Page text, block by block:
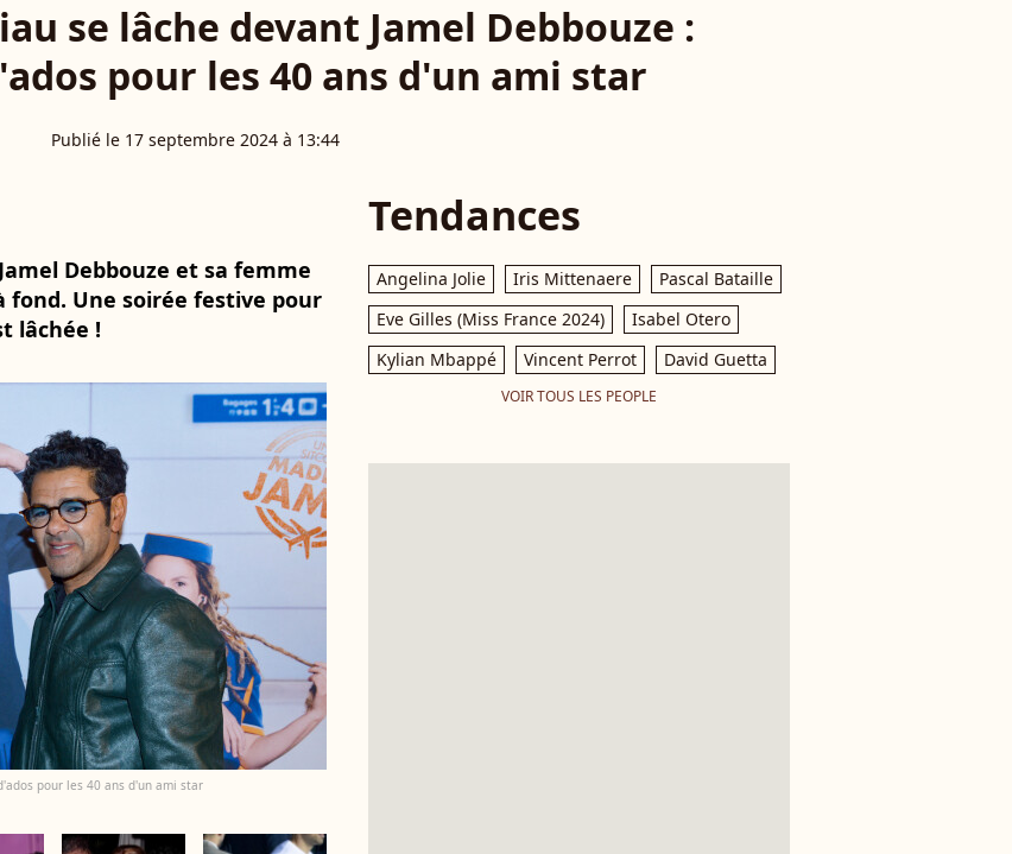
se lâche devant Jamel Debbouze :
pour les 40 ans d'un ami star
Publié le 17 septembre 2024 à 13:44
Debbouze et sa femme
fond. Une soirée festive pour
lâchée !
pour les 40 ans d'un ami star
Tendances
Angelina Jolie Iris Mittenaere
Pascal Bataille
Eve Gilles (Miss France 2024)
Isabel Otero
Kylian Mbappé
Vincent Perrot David Guetta
VOIR TOUS LES PEOPLE